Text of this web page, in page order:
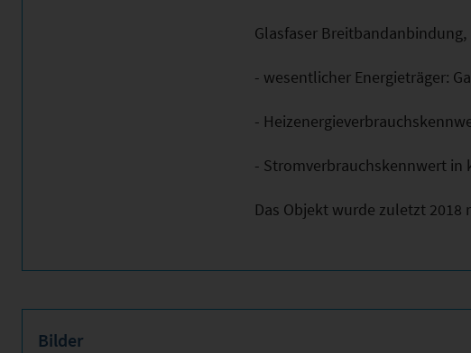
Glasfaser Breitbandanbindung,
- wesentlicher Energieträger:
-
- Stromverbrauchskennwert in
Das Objekt wurde zuletzt 2018
Bilder